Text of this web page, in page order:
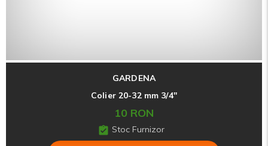
GARDENA
Colier 20-32 mm 3/4''
10 RON
Stoc Furnizor